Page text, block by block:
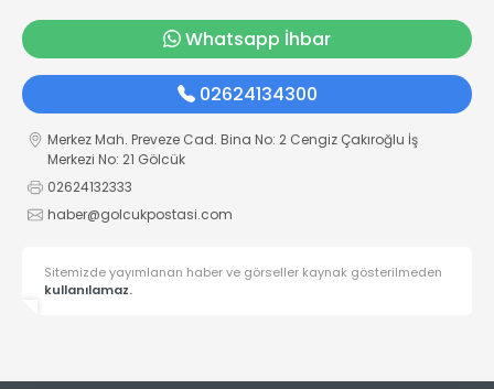
Whatsapp İhbar
02624134300
Merkez Mah. Preveze Cad. Bina No: 2 Cengiz Çakıroğlu İş
Merkezi No: 21 Gölcük
02624132333
haber@golcukpostasi.com
Sitemizde yayımlanan haber ve görseller kaynak gösterilmeden
kullanılamaz.